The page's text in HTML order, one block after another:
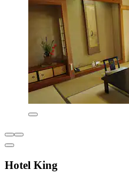
Hotel King